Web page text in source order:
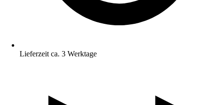
Lieferzeit ca. 3 Werktage